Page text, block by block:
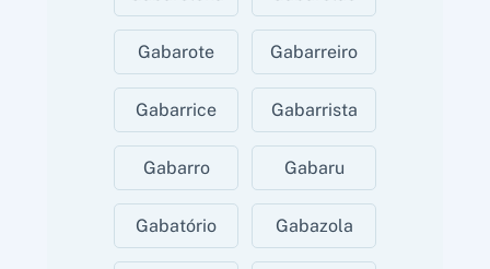
Gabarote Gabarreiro
Gabarrice Gabarrista
Gabarro Gabaru
Gabatório Gabazola